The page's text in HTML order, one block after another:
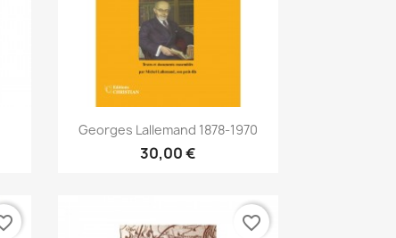
 Anteprima
Georges Lallemand 1878-1970
30,00 €
favorite_border